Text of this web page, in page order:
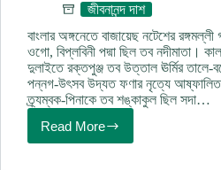
জীবনানন্দ দাশ
বাংলার অঙ্গনেতে বাজায়েছ নটেশের
ওগো, বিপ্লবিনী পদ্মা ছিল তব নদীমাতা।
দুলাইতে রক্তপুঞ্জ তব উত্তাল ঊর্মির তালে-
পন্নগ-উৎসব উদ্যত ফণার নৃত্যে আষ্ফালিত
ত্র্যম্বক-পিনাকে তব শঙ্কাকুল ছিল সদা…
Read More
দেশবন্ধু
(কবিতা)